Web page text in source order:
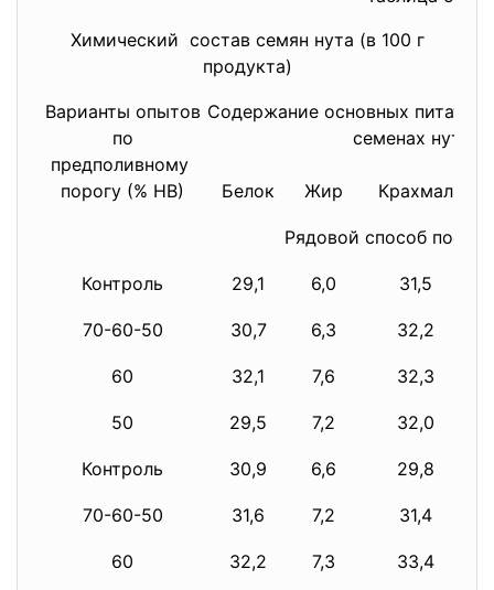
Химический состав семян нута (в 100 г
продукта)
Варианты опытов
по
предполивному
порогу (% НВ)
Содержание основных
семенах нута,
Белок Жир Крахмал
Рядовой способ посева
Контроль 29,1 6,0 31,5
70-60-50 30,7 6,3 32,2
60 32,1 7,6 32,3
50 29,5 7,2 32,0
Контроль 30,9 6,6 29,8
70-60-50 31,6 7,2 31,4
60 32,2 7,3 33,4